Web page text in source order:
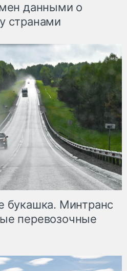
данными о
странами
букашка. Минтранс
перевозочные